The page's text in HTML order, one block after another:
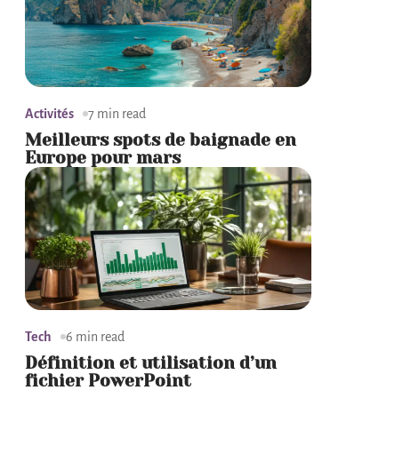
Activités 7 min read
Meilleurs spots de baignade en
Europe pour mars
Tech 6 min read
Définition et utilisation d’un
fichier PowerPoint